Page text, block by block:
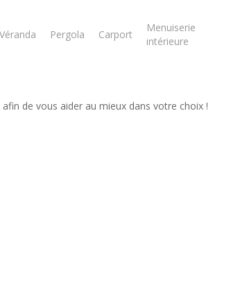
Véranda Pergola Carport
Menuiserie
intérieure
de vous aider au mieux dans votre choix !